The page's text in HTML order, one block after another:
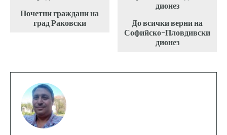
Почетни граждани на
град Раковски
До всички верни на
Софийско-Пловдивски
дионез